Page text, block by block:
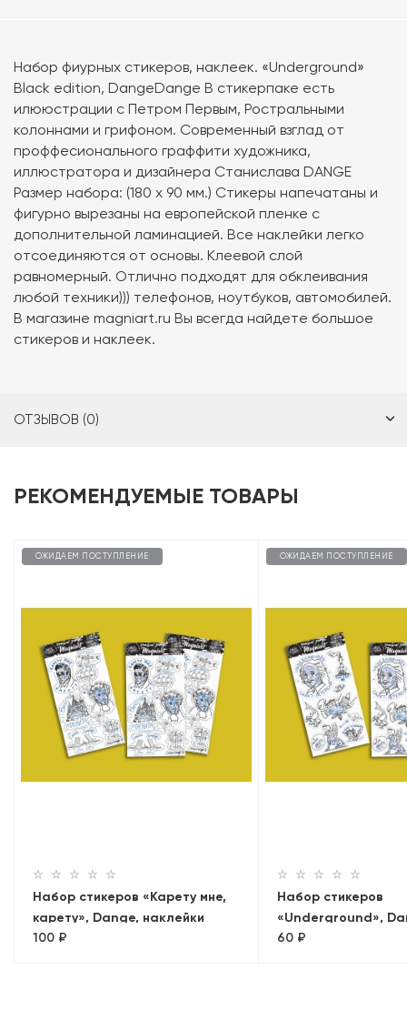
Набор фиурных стикеров, наклеек. «Underground»
Black edition, DangeDange В стикерпаке есть
илююстрации с Петром Первым, Ростральными
колоннами и грифоном. Современный взглад от
проффесионального граффити художника,
иллюстратора и дизайнера Станислава DANGE
Размер набора: (180 х 90 мм.) Стикеры напечатаны и
фигурно вырезаны на европейской пленке с
дополнительной ламинацией. Все наклейки легко
отсоединяются от основы. Клеевой слой
равномерный. Отлично подходят для обклеивания
любой техники))) телефонов, ноутбуков, автомобилей.
В магазине magniart.ru Вы всегда найдете большое
стикеров и наклеек.
ОТЗЫВОВ (0)
РЕКОМЕНДУЕМЫЕ ТОВАРЫ
ОЖИДАЕМ ПОСТУПЛЕНИЕ
Набор стикеров «Карету мне,
карету», Dange, наклейки
100 ₽
ОЖИДАЕМ ПОСТУПЛЕНИЕ
Набор стикеров
«Underground»,
наклейки
60 ₽